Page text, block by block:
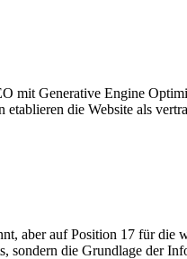
mit Generative Engine
die Website als
aber auf Position 17 für
sondern die Grundlage der